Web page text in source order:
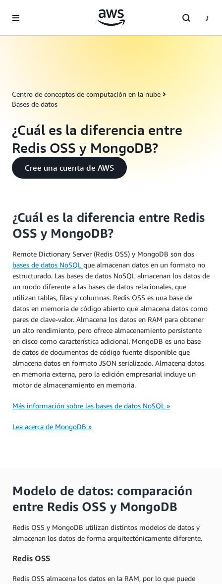
Centro de conceptos de computación en la nube
Bases de datos
¿Cuál es la diferencia entre
Redis OSS y MongoDB?
Cree una cuenta de AWS
¿Cuál es la diferencia entre Redis
OSS y MongoDB?
Remote Dictionary Server (Redis OSS) y MongoDB son dos
bases de datos NoSQL que almacenan datos en un formato no
estructurado. Las bases de datos NoSQL almacenan los datos de
un modo diferente a las bases de datos relacionales, que
utilizan tablas, filas y columnas. Redis OSS es una base de
datos en memoria de código abierto que almacena datos como
pares de clave-valor. Almacena los datos en RAM para obtener
un alto rendimiento, pero ofrece almacenamiento persistente
en disco como característica adicional. MongoDB es una base
de datos de documentos de código fuente disponible que
almacena datos en formato JSON serializado. Almacena datos
en memoria externa, pero la edición empresarial incluye un
motor de almacenamiento en memoria.
Más información sobre las bases de datos NoSQL »
Lea acerca de MongoDB »
Modelo de datos: comparación
entre Redis OSS y MongoDB
Redis OSS y MongoDB utilizan distintos modelos de datos y
almacenan los datos de forma arquitectónicamente diferente.
Redis OSS
Redis OSS almacena los datos en la RAM, por lo que puede